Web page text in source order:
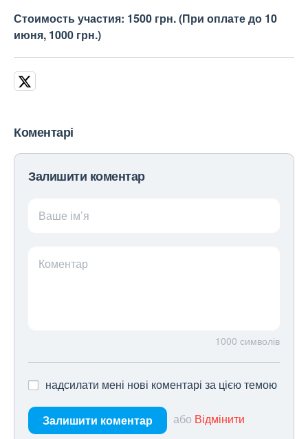
Стоимость участия: 1500 грн. (При оплате до 10
июня, 1000 грн.)
Коментарі
Залишити коментар
Ваше ім’я
Коментар
1000 символів
надсилати мені нові коментарі за цією темою
Залишити коментар або Відмінити